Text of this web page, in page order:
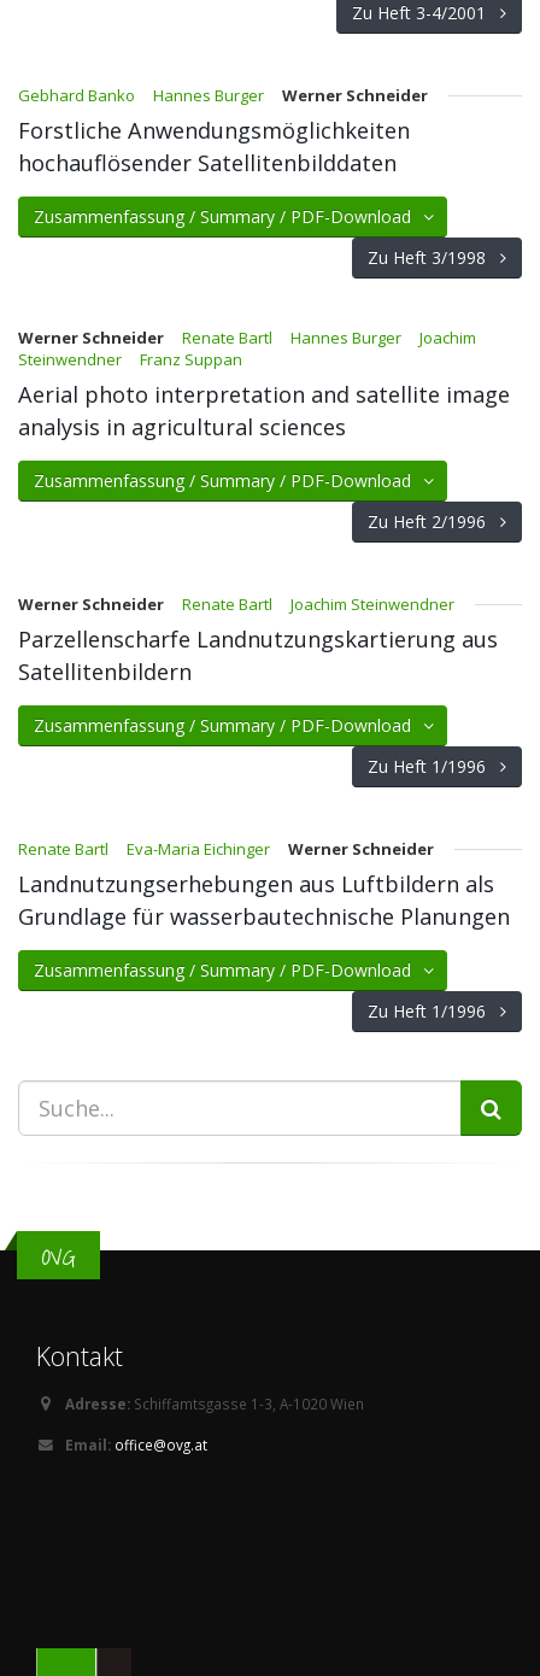
Zu Heft 3-4/2001
Gebhard Banko Hannes Burger Werner Schneider
Forstliche Anwendungsmöglichkeiten
hochauflösender Satellitenbilddaten
Zusammenfassung / Summary / PDF-Download
Zu Heft 3/1998
Werner Schneider Renate Bartl Hannes Burger
Joachim
Steinwendner
Franz Suppan
Aerial photo interpretation and satellite image
analysis in agricultural sciences
Zusammenfassung / Summary / PDF-Download
Zu Heft 2/1996
Werner Schneider Renate Bartl Joachim Steinwendner
Parzellenscharfe Landnutzungskartierung aus
Satellitenbildern
Zusammenfassung / Summary / PDF-Download
Zu Heft 1/1996
Renate Bartl Eva-Maria Eichinger Werner Schneider
Landnutzungserhebungen aus Luftbildern als
Grundlage für wasserbautechnische Planungen
Zusammenfassung / Summary / PDF-Download
Zu Heft 1/1996
OVG
Kontakt
Adresse: Schiffamtsgasse 1-3, A-1020 Wien
Email: office@ovg.at